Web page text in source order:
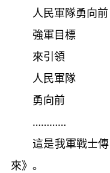
人民軍隊勇向前
強軍目標
來引領
人民軍隊
勇向前
…………
這是我軍戰士傳
來》。